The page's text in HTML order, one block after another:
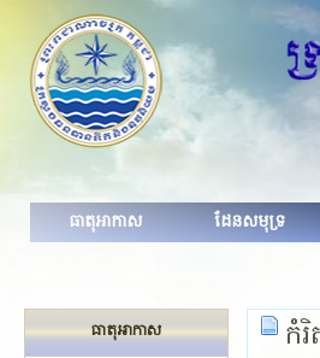
ធាតុអាកាស ដែនសមុទ្រ
ធាតុអាកាស
កំរិ